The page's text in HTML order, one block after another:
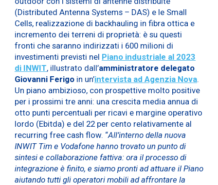
(Distributed Antenna Systems – DAS) e le Small
Cells, realizzazione di backhauling in fibra ottica e
incremento dei terreni di proprietà: è su questi
fronti che saranno indirizzati i 600 milioni di
investimenti previsti nel Piano industriale al 2023
di INWIT, illustrato dall’amministratore delegato
Giovanni Ferigo in un’intervista ad Agenzia Nova.
Un piano ambizioso, con prospettive molto positive
per i prossimi tre anni: una crescita media annua di
otto punti percentuali per ricavi e margine operativo
lordo (Ebitda) e del 22 per cento relativamente al
recurring free cash flow. “All’interno della nuova
INWIT Tim e Vodafone hanno trovato un punto di
sintesi e collaborazione fattiva: ora il processo di
integrazione è finito, e siamo pronti ad attuare il Piano
aiutando tutti gli operatori mobili ad affrontare la